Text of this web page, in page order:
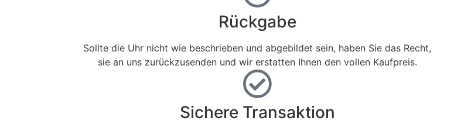
Rückgabe
Sollte die Uhr nicht wie beschrieben und abgebildet sein, haben Sie das Recht,
sie an uns zurückzusenden und wir erstatten Ihnen den vollen Kaufpreis.
Sichere Transaktion